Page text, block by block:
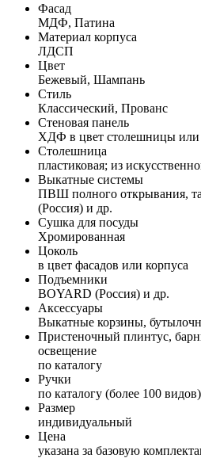
Фасад
МДФ, Патина
Материал корпуса
ЛДСП
Цвет
Бежевый, Шампань
Стиль
Классический, Прованс
Стеновая панель
ХДФ в цвет столешницы или
Столешница
пластиковая; из
Выкатные системы
ПВШ полного открывания,
(Россия) и др.
Сушка для посуды
Хромированная
Цоколь
в цвет фасадов или корпуса
Подъемники
BOYARD (Россия) и др.
Аксессуары
Выкатные корзины,
Пристеночный плинтус,
освещение
по каталогу
Ручки
по каталогу (более 100 видов)
Размер
индивидуальный
Цена
указана за базовую